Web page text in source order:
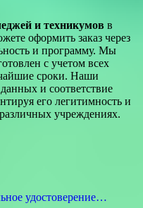
и техникумов в
оформить заказ через
и программу. Мы
с учетом всех
сроки. Наши
и соответствие
его легитимность и
учреждениях.
удостоверение…